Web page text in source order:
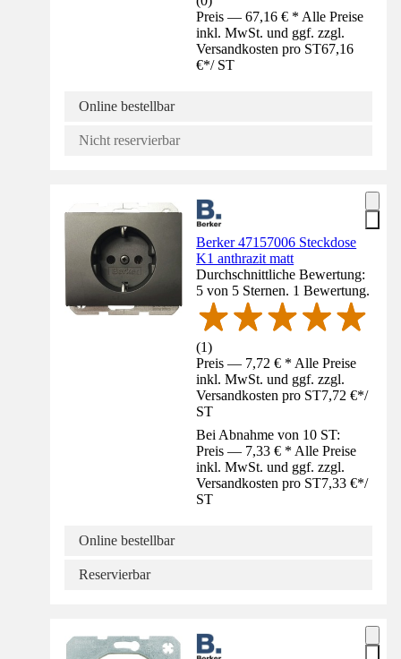
Preis — 67,16 € * Alle Preise
inkl. MwSt. und ggf. zzgl.
Versandkosten pro ST67,16
€*/ ST
Online bestellbar
Nicht reservierbar
Berker 47157006 Steckdose
K1 anthrazit matt
Durchschnittliche Bewertung:
5 von 5 Sternen. 1 Bewertung.
(1)
Preis — 7,72 € * Alle Preise
inkl. MwSt. und ggf. zzgl.
Versandkosten pro ST7,72 €*/
ST
Bei Abnahme von 10 ST:
Preis — 7,33 € * Alle Preise
inkl. MwSt. und ggf. zzgl.
Versandkosten pro ST7,33 €*/
ST
Online bestellbar
Reservierbar